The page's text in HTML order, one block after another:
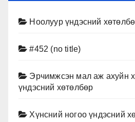
Ноолуур үндэсний
#452 (no title)
Эрчимжсэн мал аж ахуйн
үндэсний хөтөлбөр
Хүнсний ногоо үндэсний